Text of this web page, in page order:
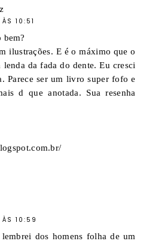
10:51
ilustrações. E é o máximo que o
da fada do dente. Eu cresci
Parece ser um livro super fofo e
d que anotada. Sua resenha
ÀS 10:59
dos homens folha de um